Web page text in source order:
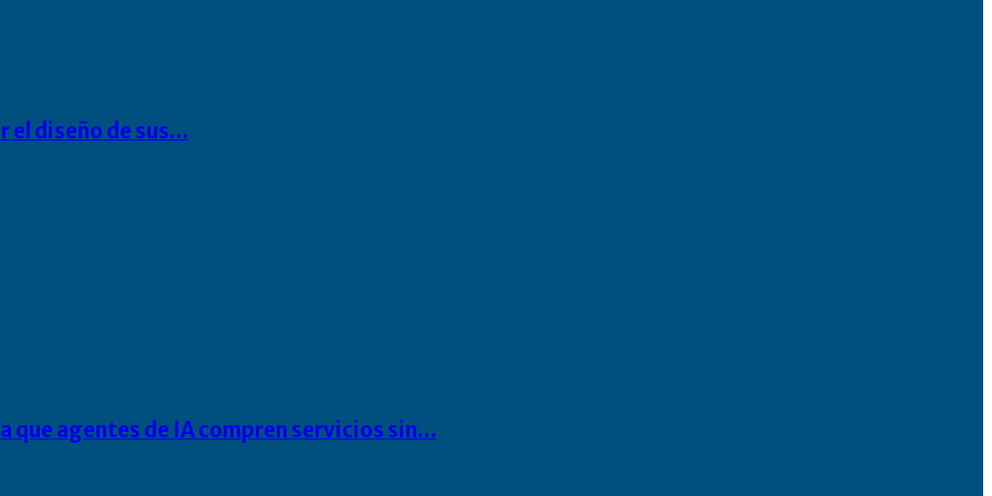
el diseño de sus…
agentes de IA compren servicios sin…